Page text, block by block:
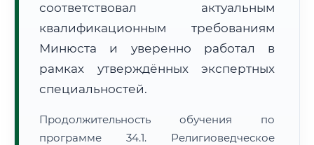
соответствовал актуальным
квалификационным требованиям
Минюста и уверенно работал в
рамках утверждённых экспертных
специальностей.
Продолжительность обучения по
программе 34.1. Религиоведческое